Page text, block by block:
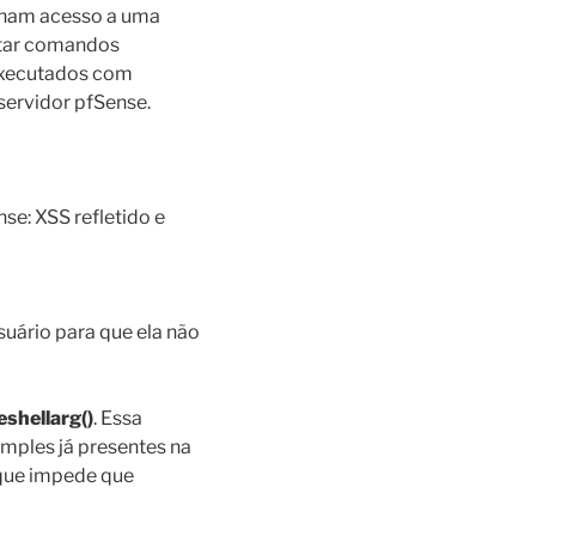
acesso a uma
comandos
com
pfSense.
XSS refletido e
para que ela não
. Essa
já presentes na
impede que